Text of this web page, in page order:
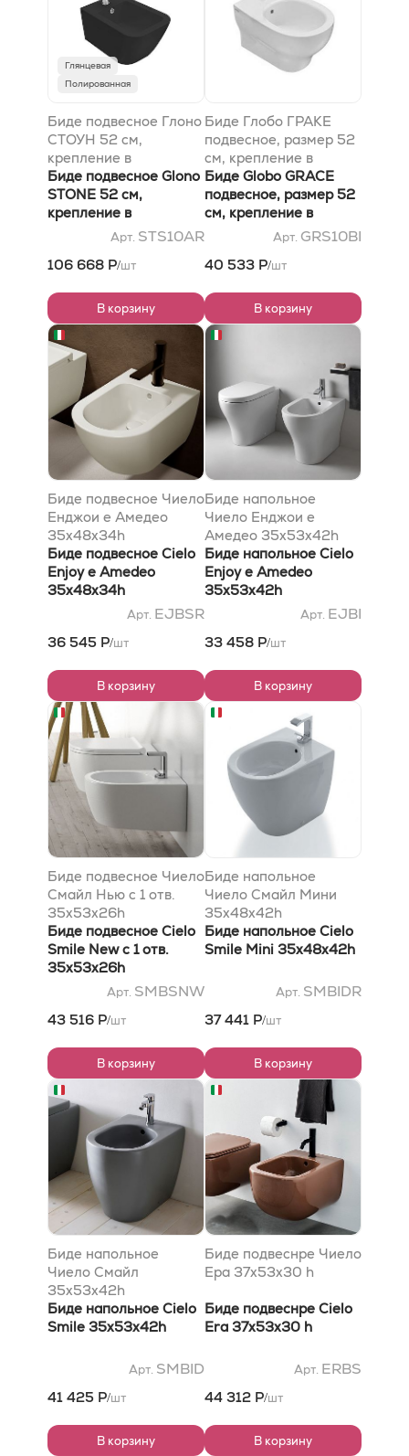
Глянцевая
Полированная
Биде подвесное Глоно
СТОУН 52 см,
крепление в
комплекте, цвет ар
(Неро опако)
Биде подвесное Glono
STONE 52 см,
крепление в
комплекте, цвет ar
(Nero opaco)
Арт. STS10AR
106 668 Р/шт
В корзину
Биде Глобо ГРАКЕ
подвесное, размер 52
см, крепление в
комплекте, цвет би
Биде Globo GRACE
подвесное, размер 52
см, крепление в
комплекте, цвет bi
Арт. GRS10BI
40 533 Р/шт
В корзину
Биде подвесное Чиело
Енджои e Амедео
35x48x34h
Биде подвесное Cielo
Enjoy e Amedeo
35x48x34h
Арт. EJBSR
36 545 Р/шт
В корзину
Биде напольное
Чиело Енджои e
Амедео 35x53x42h
Биде напольное Cielo
Enjoy e Amedeo
35x53x42h
Арт. EJBI
33 458 Р/шт
В корзину
Биде подвесное Чиело
Смайл Нью с 1 отв.
35x53x26h
Биде подвесное Cielo
Smile New с 1 отв.
35x53x26h
Арт. SMBSNW
43 516 Р/шт
В корзину
Биде напольное
Чиело Смайл Мини
35x48x42h
Биде напольное Cielo
Smile Mini 35x48x42h
Арт. SMBIDR
37 441 Р/шт
В корзину
Биде напольное
Чиело Смайл
35x53x42h
Биде напольное Cielo
Smile 35x53x42h
Арт. SMBID
41 425 Р/шт
В корзину
Биде подвеснре Чиело
Ера 37x53x30 h
Биде подвеснре Cielo
Era 37x53x30 h
Арт. ERBS
44 312 Р/шт
В корзину